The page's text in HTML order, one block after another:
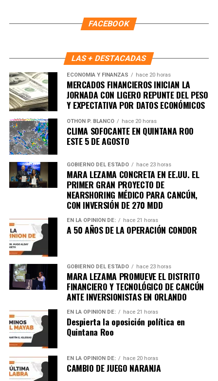
Recibe las noticias al instante
Únete al canal oficial de WhatsApp de
Quinto Podery recibe las noticias más
importantes de Quintana Roo directamente
en tu teléfono.
Unirme al canal de WhatsApp
FACEBOOK
LAS + DESTACADAS
ECONOMÍA Y FINANZAS hace 20 horas
MERCADOS FINANCIEROS INICIAN LA
JORNADA CON LIGERO REPUNTE DEL PESO
Y EXPECTATIVA POR DATOS ECONÓMICOS
OTHON P. BLANCO hace 20 horas
CLIMA SOFOCANTE EN QUINTANA ROO
ESTE 5 DE AGOSTO
GOBIERNO DEL ESTADO hace 23 horas
MARA LEZAMA CONCRETA EN EE.UU. EL
PRIMER GRAN PROYECTO DE
NEARSHORING MÉDICO PARA CANCÚN,
CON INVERSIÓN DE 270 MDD
EN LA OPINIÓN DE: hace 21 horas
A 50 AÑOS DE LA OPERACIÓN CONDOR
GOBIERNO DEL ESTADO hace 23 horas
MARA LEZAMA PROMUEVE EL DISTRITO
FINANCIERO Y TECNOLÓGICO DE CANCÚN
ANTE INVERSIONISTAS EN ORLANDO
EN LA OPINIÓN DE: hace 21 horas
Despierta la oposición política en
Quintana Roo
EN LA OPINIÓN DE: hace 20 horas
CAMBIO DE JUEGO NARANJA